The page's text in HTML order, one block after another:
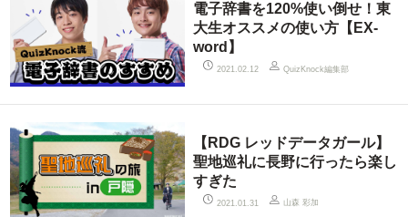
電子辞書を120%使い倒せ！東
大生オススメの使い方【EX-
word】
2021.02.12 QuizKnock編集部
【RDG レッドデータガール】
聖地巡礼に長野に行ったら楽し
すぎた
2021.01.31 山森 彩加